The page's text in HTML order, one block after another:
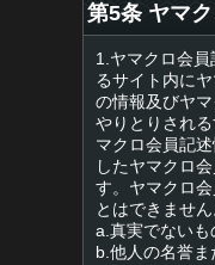
第5条 ヤマ
1.ヤマクロ会
るサイト内に
の情報及びヤ
やりとりされ
マクロ会員記
したヤマクロ
す。ヤマクロ
とはできません
a.真実でないも
b.他人の名誉